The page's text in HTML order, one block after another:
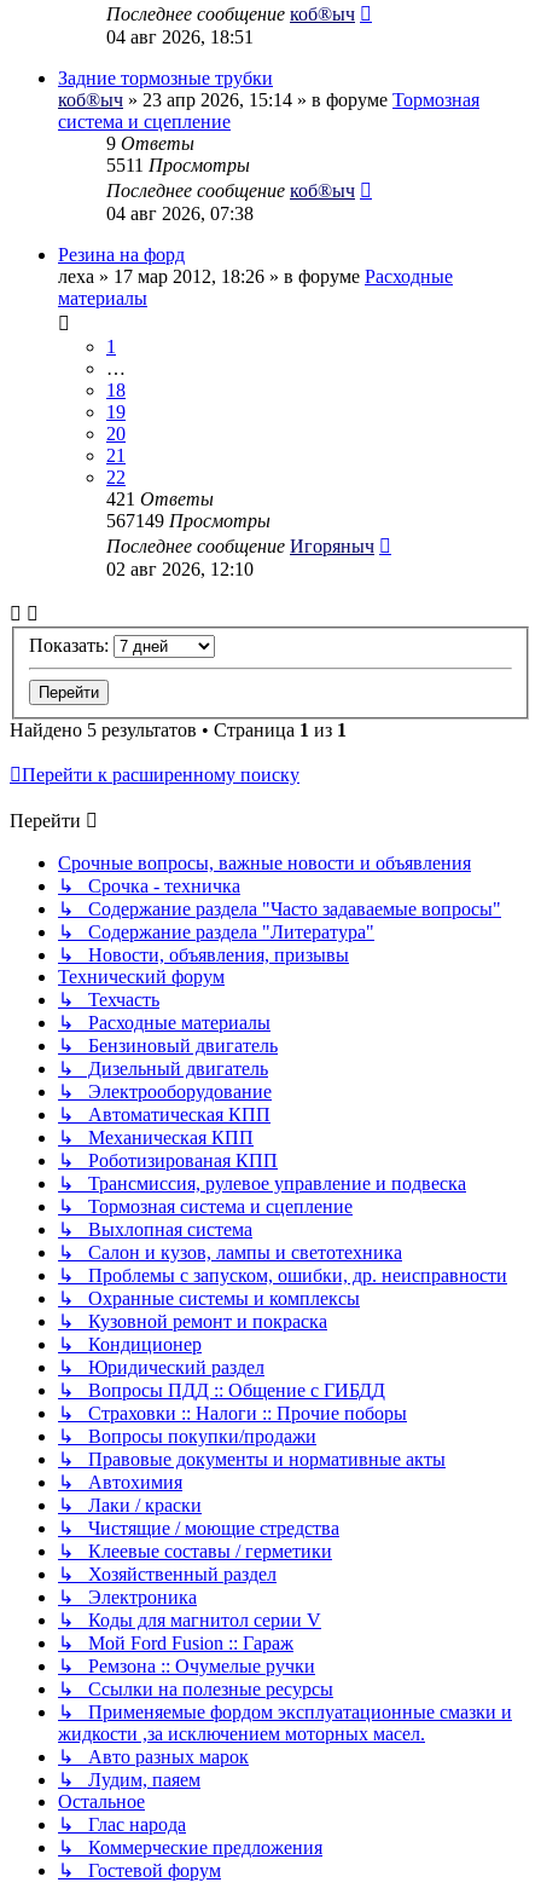
Последнее сообщение коб®ыч
04 авг 2026, 18:51
Задние тормозные трубки
коб®ыч » 23 апр 2026, 15:14 » в форуме Тормозная
система и сцепление
9 Ответы
5511 Просмотры
Последнее сообщение коб®ыч
04 авг 2026, 07:38
Резина на форд
леха » 17 мар 2012, 18:26 » в форуме Расходные
материалы
1
…
18
19
20
21
22
421 Ответы
567149 Просмотры
Последнее сообщение Игоряныч
02 авг 2026, 12:10
Показать:
Найдено 5 результатов • Страница 1 из 1
Перейти к расширенному поиску
Перейти
Срочные вопросы, важные новости и объявления
↳ Срочка - техничка
↳ Содержание раздела "Часто задаваемые вопросы"
↳ Содержание раздела "Литература"
↳ Новости, объявления, призывы
Технический форум
↳ Техчасть
↳ Расходные материалы
↳ Бензиновый двигатель
↳ Дизельный двигатель
↳ Электрооборудование
↳ Автоматическая КПП
↳ Механическая КПП
↳ Роботизированая КПП
↳ Трансмиссия, рулевое управление и подвеска
↳ Тормозная система и сцепление
↳ Выхлопная система
↳ Салон и кузов, лампы и светотехника
↳ Проблемы с запуском, ошибки, др. неисправности
↳ Охранные системы и комплексы
↳ Кузовной ремонт и покраска
↳ Кондиционер
↳ Юридический раздел
↳ Вопросы ПДД :: Общение с ГИБДД
↳ Страховки :: Налоги :: Прочие поборы
↳ Вопросы покупки/продажи
↳ Правовые документы и нормативные акты
↳ Автохимия
↳ Лаки / краски
↳ Чистящие / моющие стредства
↳ Клеевые составы / герметики
↳ Хозяйственный раздел
↳ Электроника
↳ Коды для магнитол серии V
↳ Мой Ford Fusion :: Гараж
↳ Ремзона :: Очумелые ручки
↳ Ссылки на полезные ресурсы
↳ Применяемые фордом эксплуатационные смазки и
жидкости ,за исключением моторных масел.
↳ Авто разных марок
↳ Лудим, паяем
Остальное
↳ Глас народа
↳ Коммерческие предложения
↳ Гостевой форум